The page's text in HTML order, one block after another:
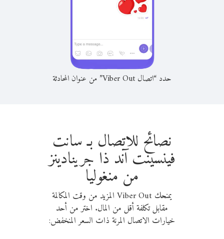
حدد “اتصال Viber Out” من عنوان المحادثة
نصائح للاتصال بـ سانت
فينسينت آند ذا جرينادينز
من منغوليا
يمنحك Viber Out المزيد من وقت المكالمة
مقابل تكلفة أقل من المال. اختر من أحد
خيارات الاتصال المرنة ذات السعر المنخفض: